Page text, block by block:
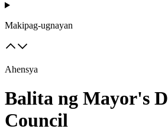
Makipag-ugnayan
Ahensya
Balita ng Mayor's
Council